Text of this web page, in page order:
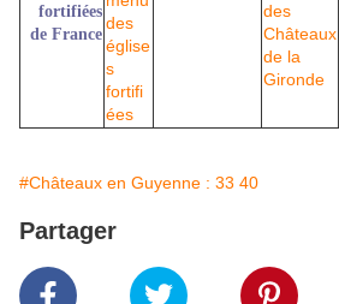
fortifiées
de France
#Châteaux en Guyenne : 33 40
Partager